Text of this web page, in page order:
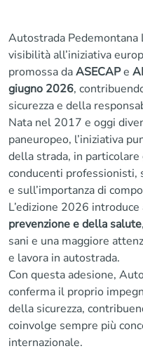
Autostrada Pedemontana
visibilità all’iniziativa
promossa daASECAPe
giugno 2026,
sicurezza e della
Nata nel 2017 e oggi
paneuropeo, l’iniziativa
della strada, in
conducenti professionisti,
e sull’importanza di
L’edizione 2026
prevenzione e della salute
sani e una maggiore
e lavora in autostrada.
Con questa adesione,
conferma il proprio
della sicurezza,
coinvolge sempre più
internazionale.